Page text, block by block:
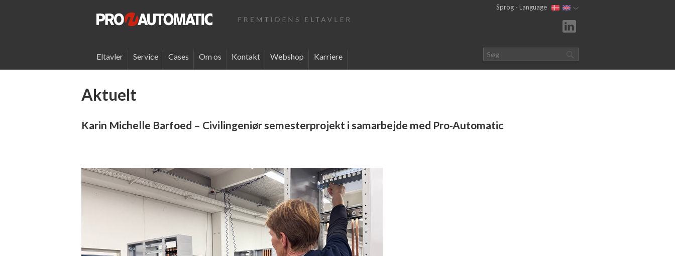
Sprog - Language
Eltavler Service Cases Om os Kontakt Webshop Karriere
Aktuelt
Karin Michelle Barfoed – Civilingeniør semesterprojekt i samarbejde med Pro-Automatic